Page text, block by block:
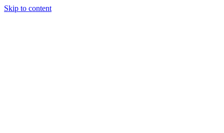
Skip to content